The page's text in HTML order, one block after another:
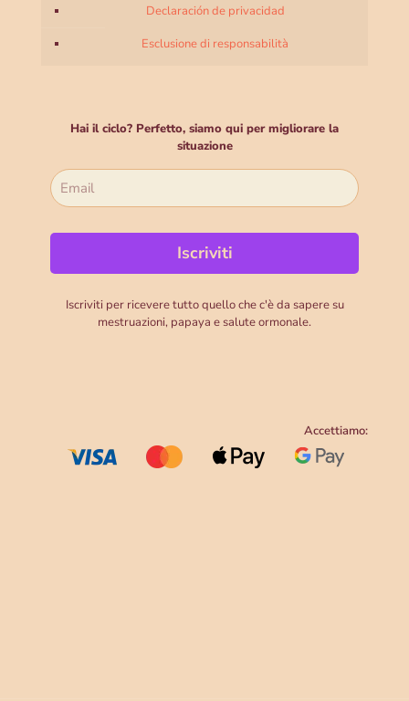
Declaración de privacidad
Esclusione di responsabilità
Hai il ciclo? Perfetto, siamo qui per migliorare la
situazione
Iscriviti per ricevere tutto quello che c'è da sapere su
mestruazioni, papaya e salute ormonale.
Accettiamo: